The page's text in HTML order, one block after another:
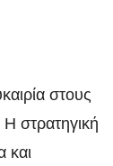
στους
στρατηγική
και